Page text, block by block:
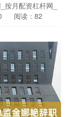
月配资杠杆网_
阅读：82